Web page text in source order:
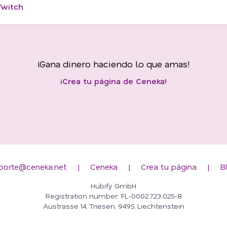
¡Gana dinero haciendo lo que amas!
¡Crea tu página de Ceneka!
| Ceneka | Crea tu página |
Hubify GmbH
Registration number: FL-0002.723.025-8
Austrasse 14, Triesen, 9495, Liechtenstein